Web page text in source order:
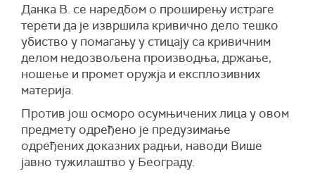
Данка В. се наредбом о проширењу истраге
терети да је извршила кривично дело тешко
убиство у помагању у стицају са кривичним
делом недозвољена производња, држање,
ношење и промет оружја и експлозивних
материја.
Против још осморо осумњичених лица у овом
предмету одређено је предузимање
одређених доказних радњи, наводи Више
јавно тужилаштво у Београду.